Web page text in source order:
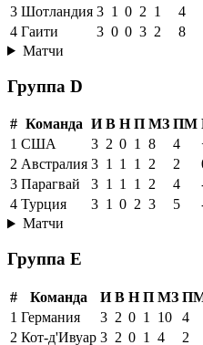
3 Шотландия 3 1 0 2 1 4
4 Гаити 3 0 0 3 2 8
Матчи
Группа D
# Команда И В Н П МЗ ПМ
1 США 3 2 0 1 8 4
2 Австралия 3 1 1 1 2 2
3 Парагвай 3 1 1 1 2 4
4 Турция 3 1 0 2 3 5
Матчи
Группа E
# Команда И В Н П МЗ
1 Германия 3 2 0 1 10 4
2 Кот-д'Ивуар 3 2 0 1 4 2